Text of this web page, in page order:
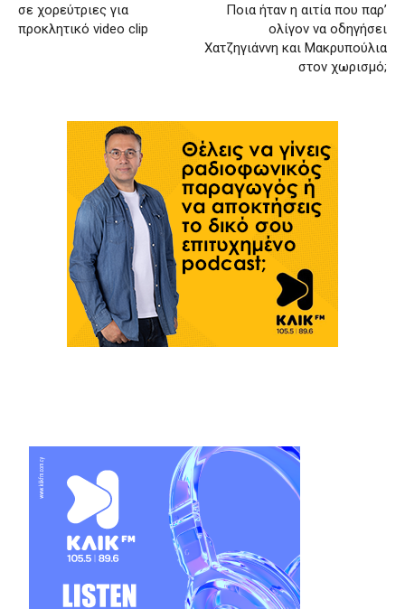
σε χορεύτριες για
προκλητικό video clip
Ποια ήταν η αιτία που παρ’
ολίγον να οδηγήσει
Χατζηγιάννη και Μακρυπούλια
στον χωρισμό;